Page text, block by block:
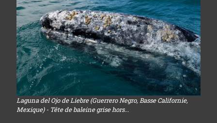
Laguna del Ojo de Liebre (Guerrero Negro, Basse Californie,
Mexique) - Tête de baleine grise hors...